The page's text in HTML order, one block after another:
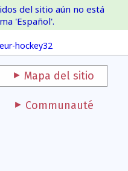
IOI
hockey32
del sitio aún no está
'Español'.
Mapa del sitio
Communauté